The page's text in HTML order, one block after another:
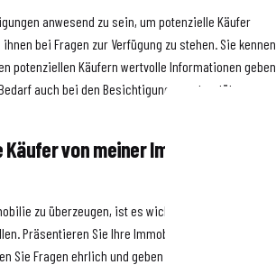
anwesend zu sein, um potenzielle Käufer
bei Fragen zur Verfügung zu stehen. Sie kennen
potenziellen Käufern wertvolle Informationen geben.
auch bei den Besichtigungen unterstützen.
von meiner Immobilie
zu überzeugen, ist es wichtig, alle positiven
Präsentieren Sie Ihre Immobilie in einem
Sie Fragen ehrlich und geben Sie potenziellen